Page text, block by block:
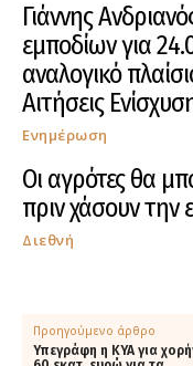
Γιάννης
εμποδίων για
αναλογικό
Αιτήσεις
Ενημέρωση
Οι αγρότες θα
πριν χάσουν την
Διεθνή
Προηγούμενο άρθρο
Υπεγράφη η ΚΥΑ για